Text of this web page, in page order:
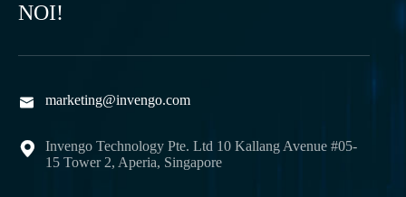
NOI!
 marketing@invengo.com

Invengo Technology Pte. Ltd 10 Kallang Avenue #05-
15 Tower 2, Aperia, Singapore